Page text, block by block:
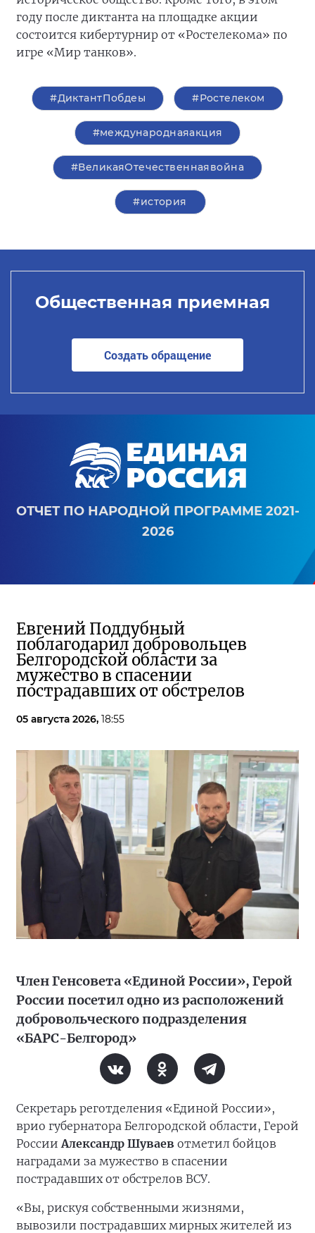
году после диктанта на площадке акции
состоится кибертурнир от «Ростелекома» по
игре «Мир танков».
#ДиктантПобдеы #Ростелеком
#международнаяакция
#ВеликаяОтечественнаявойна
#история
Общественная приемная
Создать обращение
ОТЧЕТ ПО НАРОДНОЙ ПРОГРАММЕ 2021-
2026
Евгений Поддубный
поблагодарил добровольцев
Белгородской области за
мужество в спасении
пострадавших от обстрелов
05 августа 2026, 18:55
Член Генсовета «Единой России», Герой
России посетил одно из расположений
добровольческого подразделения
«БАРС-Белгород»
Секретарь реготделения «Единой России»,
врио губернатора Белгородской области, Герой
РоссииАлександр Шуваев отметил бойцов
наградами за мужество в спасении
пострадавших от обстрелов ВСУ.
«Вы, рискуя собственными жизнями,
вывозили пострадавших мирных жителей из